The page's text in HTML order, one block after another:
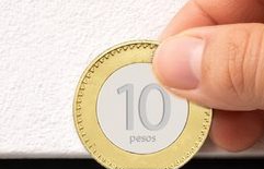
algunos consejos para
web.